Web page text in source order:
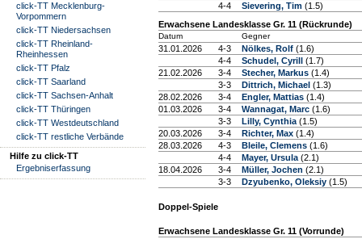
click-TT Mecklenburg-
Vorpommern
click-TT Niedersachsen
click-TT Rheinland-
Rheinhessen
click-TT Pfalz
click-TT Saarland
click-TT Sachsen-Anhalt
click-TT Thüringen
click-TT Westdeutschland
click-TT restliche Verbände
Hilfe zu click-TT
Ergebniserfassung
4-4
Sievering, Tim (1.5)
Erwachsene Landesklasse Gr. 11 (Rückrunde)
Datum Gegner
31.01.2026 4-3 Nölkes, Rolf (1.6)
4-4
Schudel, Cyrill (1.7)
21.02.2026
3-4 Stecher, Markus (1.4)
3-3
Dittrich, Michael (1.3)
28.02.2026
3-4 Engler, Mattias (1.4)
01.03.2026
3-4 Wannagat, Marc (1.6)
3-3
Lilly, Cynthia (1.5)
20.03.2026
3-4 Richter, Max (1.4)
28.03.2026
4-3 Bleile, Clemens (1.6)
4-4
Mayer, Ursula (2.1)
18.04.2026
3-4 Müller, Jochen (2.1)
3-3
Dzyubenko, Oleksiy (1.5)
Doppel-Spiele
Erwachsene Landesklasse Gr. 11 (Vorrunde)